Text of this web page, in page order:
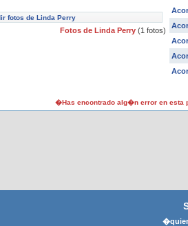
fotos de Linda Perry
Fotos de Linda Perry (1 fotos)
�Has encontrado alg�n error en esta